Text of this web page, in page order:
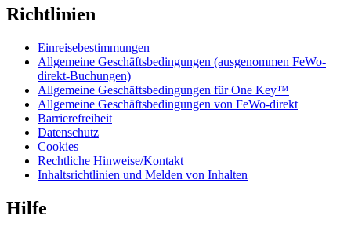
Richtlinien
Einreisebestimmungen
Allgemeine Geschäftsbedingungen (ausgenommen FeWo-
direkt-Buchungen)
Allgemeine Geschäftsbedingungen für One Key™
Allgemeine Geschäftsbedingungen von FeWo-direkt
Barrierefreiheit
Datenschutz
Cookies
Rechtliche Hinweise/Kontakt
Inhaltsrichtlinien und Melden von Inhalten
Hilfe